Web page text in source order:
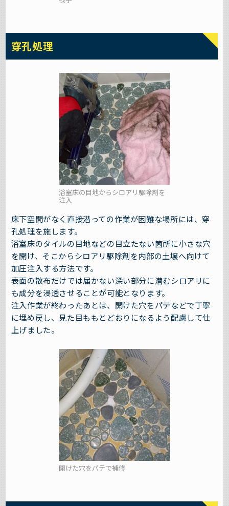
穿孔処理
浴室床の目地からシロアリ駆除剤を
注入
床下空間がなく直接潜っての作業が困難な場所には、穿
孔処理を施します。
浴室床のタイルの目地などの目立たない箇所に小さな穴
を開け、そこからシロアリ駆除剤を内部の土壌へ向けて
加圧注入する方法です。
表面の散布だけでは届かない深い部分に潜むシロアリに
も成分を浸透させることが可能となります。
注入作業が終わったあとは、開けた穴をパテなどで丁寧
に埋め戻し、見た目ももとどおりになるよう配慮して仕
上げました。
開けた穴をパテで補修